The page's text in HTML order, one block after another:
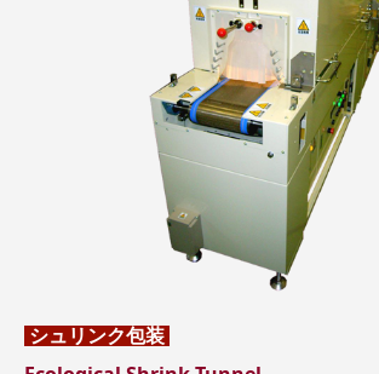
シュリンク包装